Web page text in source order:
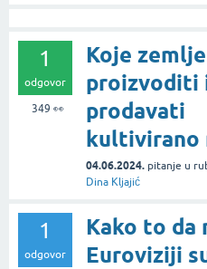
1
odgovor
349 👀
Koje
proizvoditi
prodavati
kultivirano
04.06.2024. pitanje u
Dina Kljajić
1
odgovor
Kako to da
Euroviziji